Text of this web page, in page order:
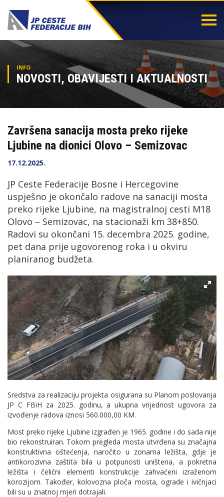
INFO
NOVOSTI, OBAVIJESTI I AKTUALNOSTI
Završena sanacija mosta preko rijeke
Ljubine na dionici Olovo – Semizovac
17.12.2025.
JP Ceste Federacije Bosne i Hercegovine
uspješno je okončalo radove na sanaciji mosta
preko rijeke Ljubine, na magistralnoj cesti M18
Olovo – Semizovac, na stacionaži km 38+850.
Radovi su okončani 15. decembra 2025. godine,
pet dana prije ugovorenog roka i u okviru
planiranog budžeta.
Sredstva za realizaciju projekta osigurana su Planom poslovanja
JP C FBiH za 2025. godinu, a ukupna vrijednost ugovora za
izvođenje radova iznosi 560.000,00 KM.
Most preko rijeke Ljubine izgrađen je 1965. godine i do sada nije
bio rekonstruiran. Tokom pregleda mosta utvrđena su značajna
konstruktivna oštećenja, naročito u zonama ležišta, gdje je
antikorozivna zaštita bila u potpunosti uništena, a pokretna
ležišta i čelični elementi konstrukcije zahvaćeni izraženom
korozijom. Također, kolovozna ploča mosta, ograde i ivičnjaci
bili su u znatnoj mjeri dotrajali.